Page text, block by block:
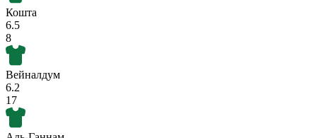
Кошта
6.5
8
Вейналдум
6.2
17